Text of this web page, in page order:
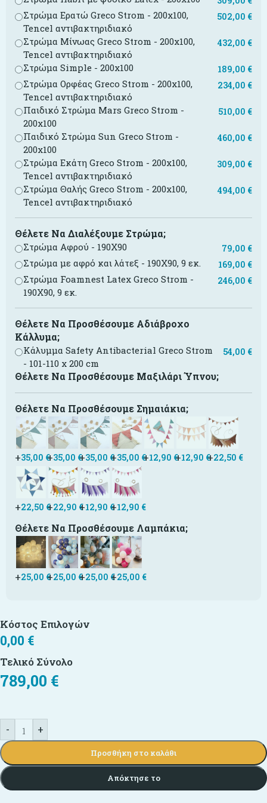
Στρώμα Ερατώ Greco Strom - 200x100,
Tencel αντιβακτηριδιακό
502,00 €
Στρώμα Μίνωας Greco Strom - 200x100,
Tencel αντιβακτηριδιακό
432,00 €
Στρώμα Simple - 200x100 189,00 €
Στρώμα Ορφέας Greco Strom - 200x100,
Tencel αντιβακτηριδιακό
234,00 €
Παιδικό Στρώμα Mars Greco Strom -
200x100
510,00 €
Παιδικό Στρώμα Sun Greco Strom -
200x100
460,00 €
Στρώμα Εκάτη Greco Strom - 200x100,
Tencel αντιβακτηριδιακό
309,00 €
Στρώμα Θαλής Greco Strom - 200x100,
Tencel αντιβακτηριδιακό
494,00 €
Θέλετε Να Διαλέξουμε Στρώμα;
Στρώμα Αφρού - 190X90 79,00 €
Στρώμα με αφρό και λάτεξ - 190X90, 9 εκ. 169,00 €
Στρώμα Foamnest Latex Greco Strom -
190X90, 9 εκ.
246,00 €
Θέλετε Να Προσθέσουμε Αδιάβροχο
Κάλλυμα;
Κάλυμμα Safety Antibacterial Greco Strom
- 101-110 x 200 cm
54,00 €
Θέλετε Να Προσθέσουμε Μαξιλάρι Ύπνου;
Θέλετε Να Προσθέσουμε Σημαιάκια;
+35,00 €+35,00 €+35,00 €+35,00 €+12,90 €+12,90 €+22,50 €
+22,50 €
+22,90 €
+12,90 €+12,90 €
Θέλετε Να Προσθέσουμε Λαμπάκια;
+25,00 €
+25,00 €
+25,00 €
+25,00 €
Κόστος Επιλογών
0,00 €
Τελικό Σύνολο
789,00 €
- +
Προσθήκη στο καλάθι
Απόκτησε το